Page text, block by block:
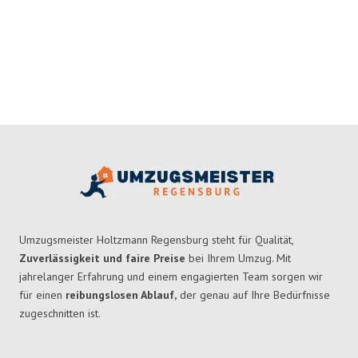
Umzugsmeister Holtzmann Regensburg steht für Qualität,
Zuverlässigkeit und faire Preise bei Ihrem Umzug. Mit
jahrelanger Erfahrung und einem engagierten Team sorgen wir
für einen reibungslosen Ablauf, der genau auf Ihre Bedürfnisse
zugeschnitten ist.